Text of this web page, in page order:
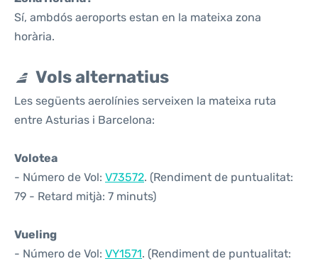
Sí, ambdós aeroports estan en la mateixa zona
horària.
Vols alternatius
Les següents aerolínies serveixen la mateixa ruta
entre Asturias i Barcelona:
Volotea
- Número de Vol: V73572. (Rendiment de puntualitat:
79 - Retard mitjà: 7 minuts)
Vueling
- Número de Vol: VY1571. (Rendiment de puntualitat: